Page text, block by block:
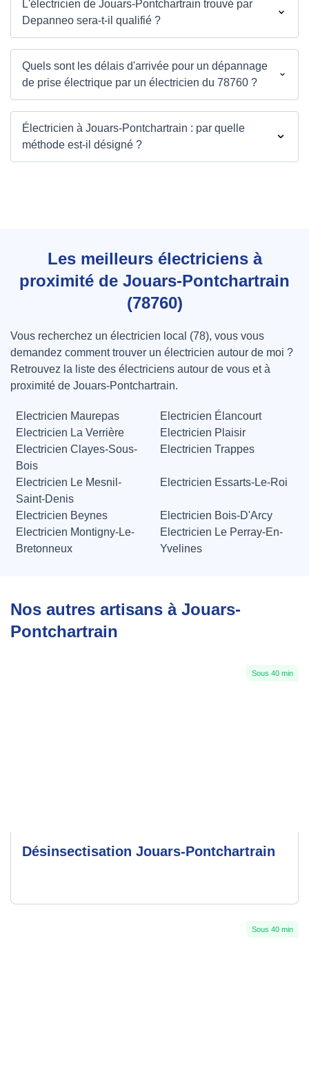
L'électricien de Jouars-Pontchartrain trouvé par
Depanneo sera-t-il qualifié ?
Quels sont les délais d'arrivée pour un dépannage
de prise électrique par un électricien du 78760 ?
Électricien à Jouars-Pontchartrain : par quelle
méthode est-il désigné ?
Les meilleurs électriciens à
proximité de Jouars-Pontchartrain
(78760)
Vous recherchez un électricien local (78), vous vous
demandez comment trouver un électricien autour de moi ?
Retrouvez la liste des électriciens autour de vous et à
proximité de Jouars-Pontchartrain.
Electricien Maurepas
Electricien Élancourt
Electricien La Verrière
Electricien Plaisir
Electricien Clayes-Sous-
Bois
Electricien Trappes
Electricien Le Mesnil-
Saint-Denis
Electricien Essarts-Le-Roi
Electricien Beynes
Electricien Bois-D'Arcy
Electricien Montigny-Le-
Bretonneux
Electricien Le Perray-En-
Yvelines
Nos autres artisans à Jouars-
Pontchartrain
Sous 40 min
Désinsectisation Jouars-Pontchartrain
Sous 40 min